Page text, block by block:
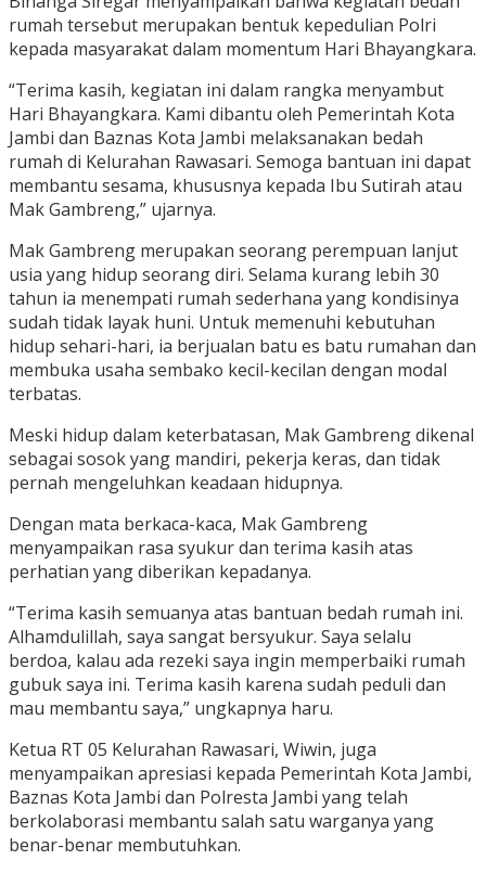
rumah tersebut merupakan bentuk kepedulian Polri
kepada masyarakat dalam momentum Hari Bhayangkara.
“Terima kasih, kegiatan ini dalam rangka menyambut
Hari Bhayangkara. Kami dibantu oleh Pemerintah Kota
Jambi dan Baznas Kota Jambi melaksanakan bedah
rumah di Kelurahan Rawasari. Semoga bantuan ini dapat
membantu sesama, khususnya kepada Ibu Sutirah atau
Mak Gambreng,” ujarnya.
Mak Gambreng merupakan seorang perempuan lanjut
usia yang hidup seorang diri. Selama kurang lebih 30
tahun ia menempati rumah sederhana yang kondisinya
sudah tidak layak huni. Untuk memenuhi kebutuhan
hidup sehari-hari, ia berjualan batu es batu rumahan dan
membuka usaha sembako kecil-kecilan dengan modal
terbatas.
Meski hidup dalam keterbatasan, Mak Gambreng dikenal
sebagai sosok yang mandiri, pekerja keras, dan tidak
pernah mengeluhkan keadaan hidupnya.
Dengan mata berkaca-kaca, Mak Gambreng
menyampaikan rasa syukur dan terima kasih atas
perhatian yang diberikan kepadanya.
“Terima kasih semuanya atas bantuan bedah rumah ini.
Alhamdulillah, saya sangat bersyukur. Saya selalu
berdoa, kalau ada rezeki saya ingin memperbaiki rumah
gubuk saya ini. Terima kasih karena sudah peduli dan
mau membantu saya,” ungkapnya haru.
Ketua RT 05 Kelurahan Rawasari, Wiwin, juga
menyampaikan apresiasi kepada Pemerintah Kota Jambi,
Baznas Kota Jambi dan Polresta Jambi yang telah
berkolaborasi membantu salah satu warganya yang
benar-benar membutuhkan.